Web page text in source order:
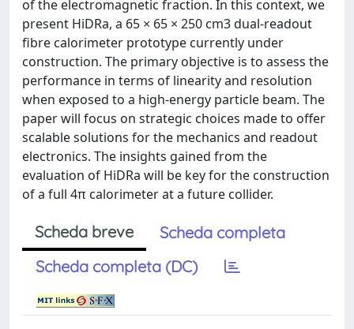
of the electromagnetic fraction. In this context, we
present HiDRa, a 65 × 65 × 250 cm3 dual-readout
fibre calorimeter prototype currently under
construction. The primary objective is to assess the
performance in terms of linearity and resolution
when exposed to a high-energy particle beam. The
paper will focus on strategic choices made to offer
scalable solutions for the mechanics and readout
electronics. The insights gained from the
evaluation of HiDRa will be key for the construction
of a full 4π calorimeter at a future collider.
Scheda breve
Scheda completa
Scheda completa (DC)